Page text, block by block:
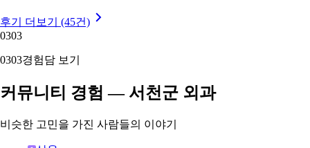
후기 더보기 (45건)
0303
0303경험담 보기
커뮤니티 경험 — 서천군 외과
비슷한 고민을 가진 사람들의 이야기